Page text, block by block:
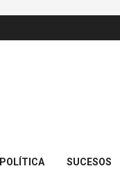
POLÍTICA SUCESOS